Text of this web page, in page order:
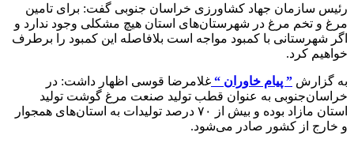
رئیس سازمان جهاد کشاورزی خراسان جنوبی گفت: برای تامین
مرغ و تخم مرغ در شهرستان‌های استان هیچ مشکلی وجود ندارد و
اگر شهرستانی با کمبود مواجه است بلافاصله این کمبود را برطرف
خواهیم کرد.
به گزارش ” پیام خاوران “ غلامرضا قوسی اظهار داشت: در
خراسان‌جنوبی به عنوان قطب تولید صنعت مرغ گوشت تولید
استان مازاد بوده و بیش از ۷۰ درصد تولیدات به استان‌های همجوار
و خارج از کشور صادر می‌شود.